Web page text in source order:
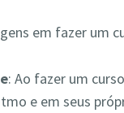
em fazer um
: Ao fazer um
e em seus